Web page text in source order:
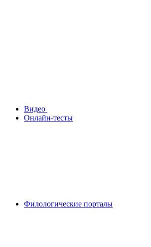
Видео
Онлайн-тесты
Филологические порталы